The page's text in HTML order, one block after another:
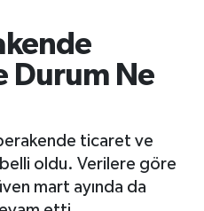
Durum Ne
ticaret ve
oldu. Verilere göre
mart ayında da
ve Fikstür